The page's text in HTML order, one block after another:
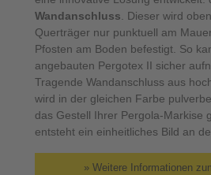
Wandanschluss . Dieser wird
Querträger nur punktuell am
Pfosten am Boden befestigt. So
angebauten Pergotex II sicher
Tragende Wandanschluss aus
wird in der gleichen Farbe
das Gestell Ihrer Pergola-Markise
entsteht ein einheitliches Bild an
» Weitere Informationen